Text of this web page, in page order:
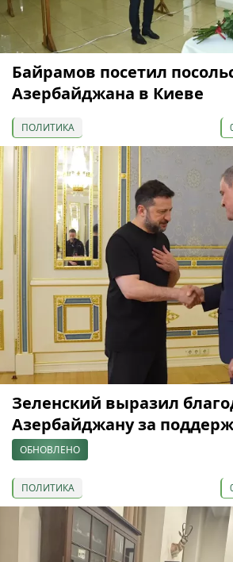
Байрамов посетил
Азербайджана в Киеве
ПОЛИТИКА
Зеленский выразил
Азербайджану за
ОБНОВЛЕНО
ПОЛИТИКА